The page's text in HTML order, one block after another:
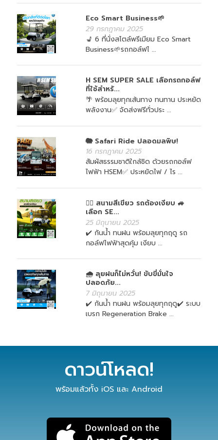
Eco Smart Business🌱
29 กรกฎาคม 2025
💺 6 ที่นั่งสไตล์พรีเมียม Eco Smart
Business🌱รถกอล์ฟไ ...
H SEM SUPER SALE เลือกรถกอล์ฟ
ที่ใช้สำหรั...
🌴 พร้อมลุยทุกเส้นทาง ทนทาน ประหยัด
พลังงาน✅ จัดส่งฟรีทั่วประ ...
🐘 Safari Ride ปลอดมลพิษ!
16 กรกฎาคม 2025
สัมผัสธรรมชาติใกล้ชิด ด้วยรถกอล์ฟ
ไฟฟ้า HSEM✅ ประหยัดไฟ / ไร ...
🏌️‍♀️ สนามสีเขียว รถต้องเงียบ 🚙
เลือก SE...
25 มิถุนายน 2025
✔️ กันน้ำ ทนฝน พร้อมลุยทุกฤดู รถ
กอล์ฟไฟฟ้าสุดคุ้ม เงียบ ...
🌧️ ลุยฝนก็ไม่หวั่น! ขับขี่มั่นใจ
ปลอดภัย...
7 มิถุนายน 2025
✔️ กันน้ำ ทนฝน พร้อมลุยทุกฤดู✔️ ระบบ
เบรก Regeneration Brake ...
ดาวน์โหลด!
พร้อมแล้วทั้ง iOS และ Android